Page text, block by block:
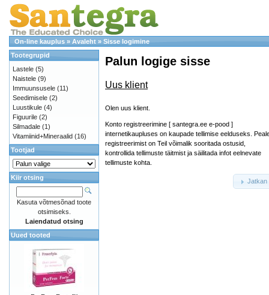
On-line kauplus » Avaleht » Sisse logimine
Palun logige sisse
Uus klient
Olen uus klient.
Konto registreerimine [ santegra.ee e-pood ]
internetikaupluses on kaupade tellimise eelduseks.
registreerimist on Teil võimalik sooritada ostusid,
kontrollida tellimuste täitmist ja säilitada infot eelnevate
tellimuste kohta.
Jatkan
Tootegrupid
Lastele (5)
Naistele (9)
Immuunsusele (11)
Seedimisele (2)
Luustikule (4)
Figuurile (2)
Silmadale (1)
Vitamiinid+Mineraalid (16)
Tootjad
Kiir otsing
Kasuta võtmesõnad toote
otsimiseks.
Laiendatud otsing
Uued tooted